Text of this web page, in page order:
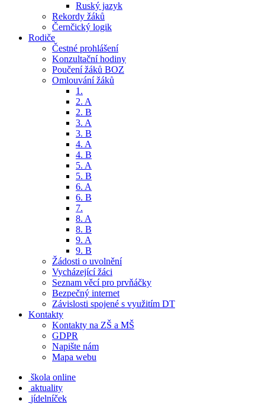
Ruský jazyk
Rekordy žáků
Černčický logik
Rodiče
Čestné prohlášení
Konzultační hodiny
Poučení žáků BOZ
Omlouvání žáků
1.
2. A
2. B
3. A
3. B
4. A
4. B
5. A
5. B
6. A
6. B
7.
8. A
8. B
9. A
9. B
Žádosti o uvolnění
Vycházející žáci
Seznam věcí pro prvňáčky
Bezpečný internet
Závislosti spojené s využitím DT
Kontakty
Kontakty na ZŠ a MŠ
GDPR
Napište nám
Mapa webu
škola online
aktuality
jídelníček